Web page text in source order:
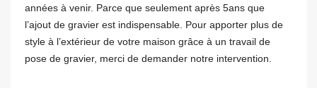
années à venir. Parce que seulement après 5ans que
l’ajout de gravier est indispensable. Pour apporter plus de
style à l’extérieur de votre maison grâce à un travail de
pose de gravier, merci de demander notre intervention.